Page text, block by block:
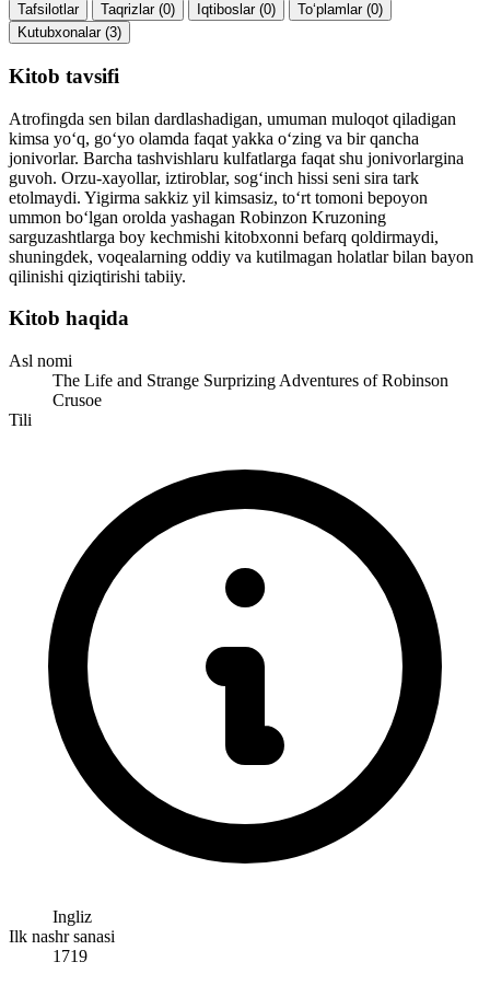
Tafsilotlar
Taqrizlar (0) Iqtiboslar (0)
To‘plamlar (0)
Kutubxonalar (3)
Kitob tavsifi
Atrofingda sen bilan dardlashadigan, umuman muloqot qiladigan
kimsa yo‘q, go‘yo olamda faqat yakka o‘zing va bir qancha
jonivorlar. Barcha tashvishlaru kulfatlarga faqat shu jonivorlargina
guvoh. Orzu-xayollar, iztiroblar, sog‘inch hissi seni sira tark
etolmaydi. Yigirma sakkiz yil kimsasiz, to‘rt tomoni bepoyon
ummon bo‘lgan orolda yashagan Robinzon Kruzoning
sarguzashtlarga boy kechmishi kitobxonni befarq qoldirmaydi,
shuningdek, voqealarning oddiy va kutilmagan holatlar bilan bayon
qilinishi qiziqtirishi tabiiy.
Kitob haqida
Asl nomi
The Life and Strange Surprizing Adventures of Robinson
Crusoe
Tili
Ingliz
Ilk nashr sanasi
1719